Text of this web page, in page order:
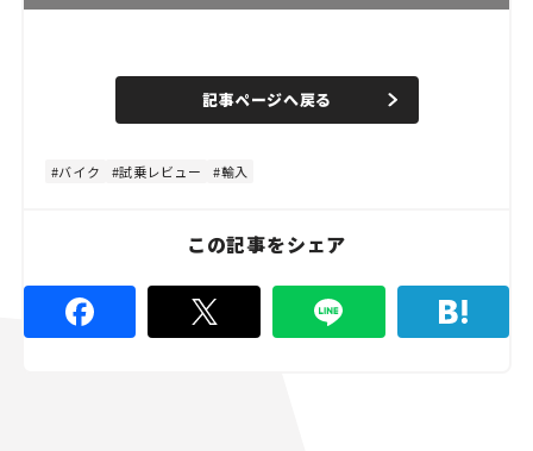
n
e
d
%
記事ページへ戻る
バイク 試乗レビュー 輸入
この記事をシェア